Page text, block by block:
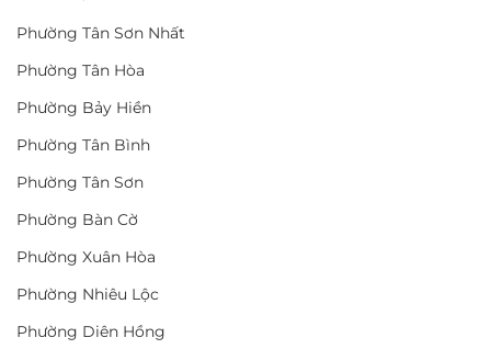
Phường Tân Sơn Nhất
Phường Tân Hòa
Phường Bảy Hiền
Phường Tân Bình
Phường Tân Sơn
Phường Bàn Cờ
Phường Xuân Hòa
Phường Nhiêu Lộc
Phường Diên Hồng